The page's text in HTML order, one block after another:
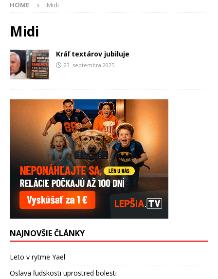
HOME Midi
Midi
Kráľ textárov jubiluje
23. septembra 2025
NAJNOVŠIE ČLÁNKY
Leto v rytme Yael
Oslava ľudskosti uprostred bolesti